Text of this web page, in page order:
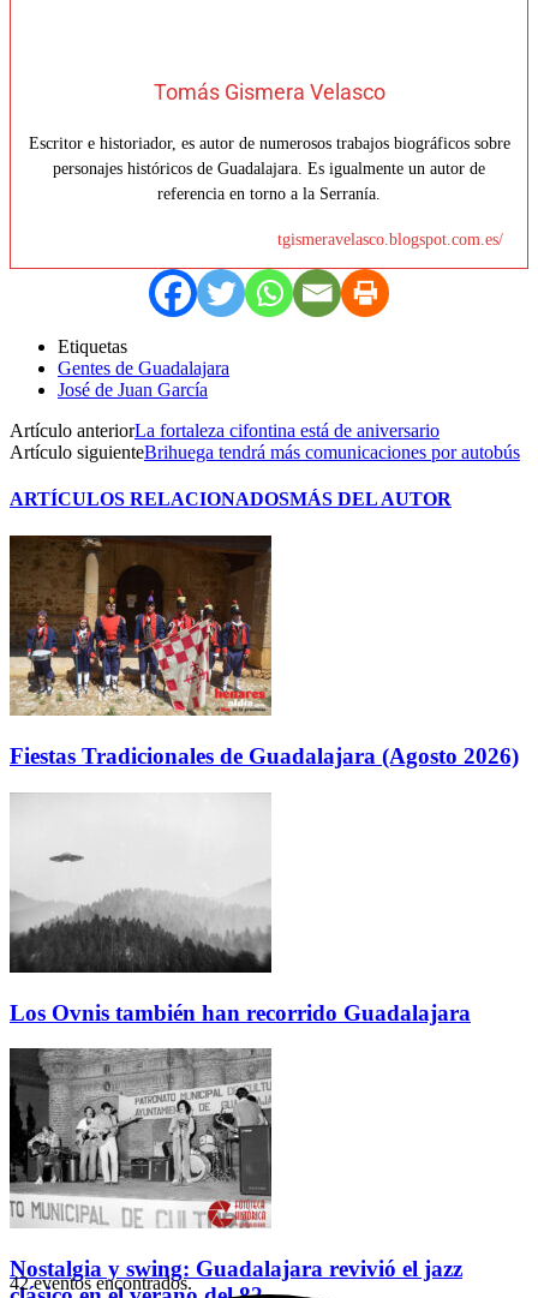
Tomás Gismera Velasco
Escritor e historiador, es autor de numerosos trabajos biográficos sobre
personajes históricos de Guadalajara. Es igualmente un autor de
referencia en torno a la Serranía.
tgismeravelasco.blogspot.com.es/
Etiquetas
Gentes de Guadalajara
José de Juan García
Artículo anteriorLa fortaleza cifontina está de aniversario
Artículo siguienteBrihuega tendrá más comunicaciones por autobús
ARTÍCULOS RELACIONADOSMÁS DEL AUTOR
Fiestas Tradicionales de Guadalajara (Agosto 2026)
Los Ovnis también han recorrido Guadalajara
Nostalgia y swing: Guadalajara revivió el jazz
42 eventos encontrados.